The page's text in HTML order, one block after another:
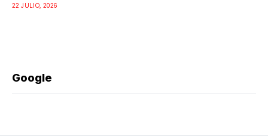
22 JULIO, 2026
Google